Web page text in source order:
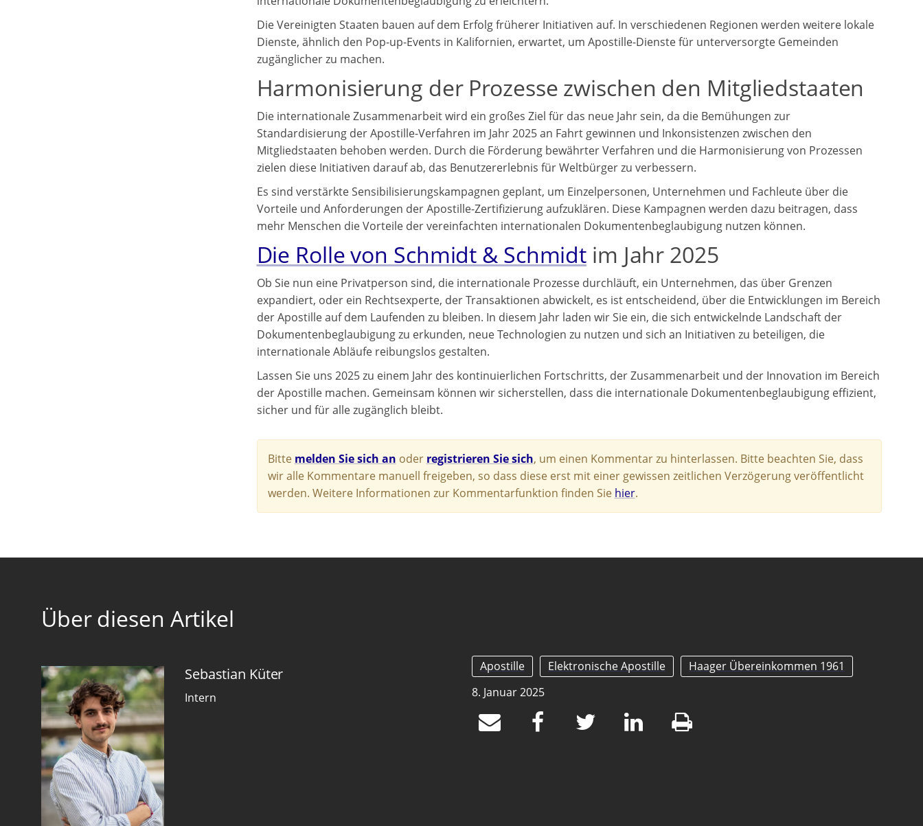
Die Vereinigten Staaten bauen auf dem Erfolg früherer Initiativen auf. In verschiedenen Regionen werden weitere lokale
Dienste, ähnlich den Pop-up-Events in Kalifornien, erwartet, um Apostille-Dienste für unterversorgte Gemeinden
zugänglicher zu machen.
Harmonisierung der Prozesse zwischen den Mitgliedstaaten
Die internationale Zusammenarbeit wird ein großes Ziel für das neue Jahr sein, da die Bemühungen zur
Standardisierung der Apostille-Verfahren im Jahr 2025 an Fahrt gewinnen und Inkonsistenzen zwischen den
Mitgliedstaaten behoben werden. Durch die Förderung bewährter Verfahren und die Harmonisierung von Prozessen
zielen diese Initiativen darauf ab, das Benutzererlebnis für Weltbürger zu verbessern.
Es sind verstärkte Sensibilisierungskampagnen geplant, um Einzelpersonen, Unternehmen und Fachleute über die
Vorteile und Anforderungen der Apostille-Zertifizierung aufzuklären. Diese Kampagnen werden dazu beitragen, dass
mehr Menschen die Vorteile der vereinfachten internationalen Dokumentenbeglaubigung nutzen können.
Die Rolle von Schmidt & Schmidt im Jahr 2025
Ob Sie nun eine Privatperson sind, die internationale Prozesse durchläuft, ein Unternehmen, das über Grenzen
expandiert, oder ein Rechtsexperte, der Transaktionen abwickelt, es ist entscheidend, über die Entwicklungen im Bereich
der Apostille auf dem Laufenden zu bleiben. In diesem Jahr laden wir Sie ein, die sich entwickelnde Landschaft der
Dokumentenbeglaubigung zu erkunden, neue Technologien zu nutzen und sich an Initiativen zu beteiligen, die
internationale Abläufe reibungslos gestalten.
Lassen Sie uns 2025 zu einem Jahr des kontinuierlichen Fortschritts, der Zusammenarbeit und der Innovation im Bereich
der Apostille machen. Gemeinsam können wir sicherstellen, dass die internationale Dokumentenbeglaubigung effizient,
sicher und für alle zugänglich bleibt.
Bitte melden Sie sich an oder registrieren Sie sich, um einen Kommentar zu hinterlassen. Bitte beachten Sie, dass
wir alle Kommentare manuell freigeben, so dass diese erst mit einer gewissen zeitlichen Verzögerung veröffentlicht
werden. Weitere Informationen zur Kommentarfunktion finden Sie hier.
Über diesen Artikel
Sebastian Küter
Intern
Apostille Elektronische Apostille
Haager Übereinkommen 1961
8. Januar 2025